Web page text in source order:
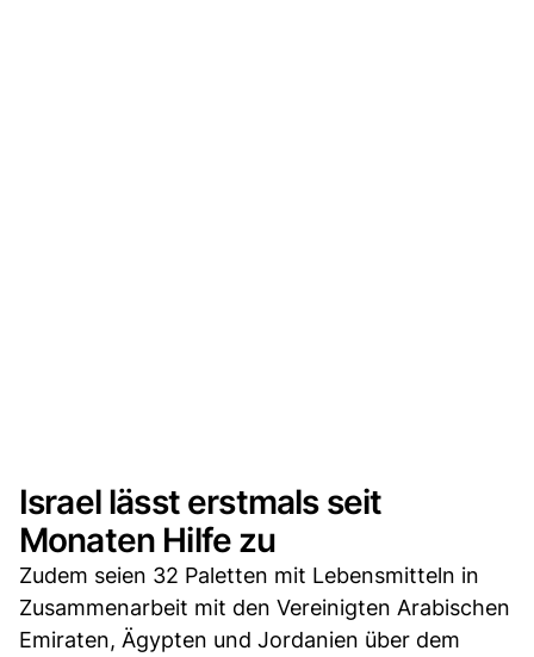
Israel lässt erstmals seit
Monaten Hilfe zu
Zudem seien 32 Paletten mit Lebensmitteln in
Zusammenarbeit mit den Vereinigten Arabischen
Emiraten, Ägypten und Jordanien über dem